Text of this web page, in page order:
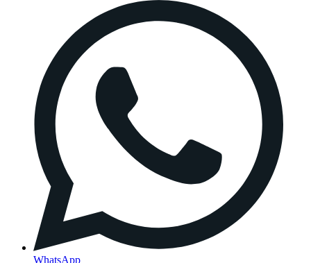
WhatsApp